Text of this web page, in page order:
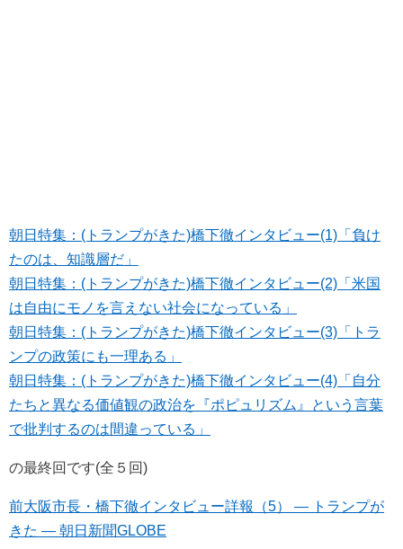
朝日特集：(トランプがきた)橋下徹インタビュー(1)「負け
たのは、知識層だ」
朝日特集：(トランプがきた)橋下徹インタビュー(2)「米国
は自由にモノを言えない社会になっている」
朝日特集：(トランプがきた)橋下徹インタビュー(3)「トラ
ンプの政策にも一理ある」
朝日特集：(トランプがきた)橋下徹インタビュー(4)「自分
たちと異なる価値観の政治を『ポピュリズム』という言葉
で批判するのは間違っている」
の最終回です(全５回)
前大阪市長・橋下徹インタビュー詳報（5） — トランプが
きた — 朝日新聞GLOBE